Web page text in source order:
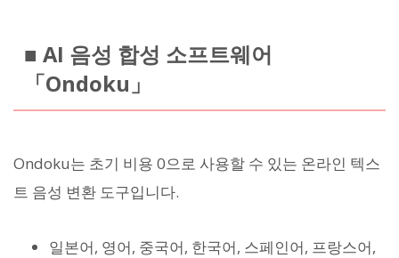
■ AI 음성 합성 소프트웨어
「Ondoku」
Ondoku는 초기 비용 0으로 사용할 수 있는 온라인 텍스
트 음성 변환 도구입니다.
일본어, 영어, 중국어, 한국어, 스페인어, 프랑스어,